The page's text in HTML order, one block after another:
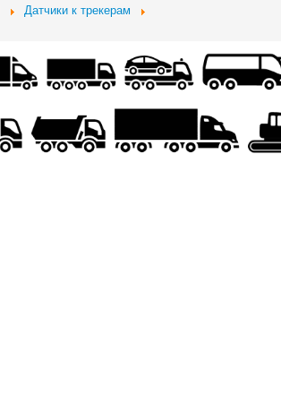
Датчики к трекерам